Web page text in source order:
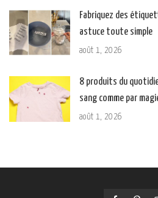
Fabriquez des
astuce toute simple
août 1, 2026
8 produits du
sang comme par
août 1, 2026